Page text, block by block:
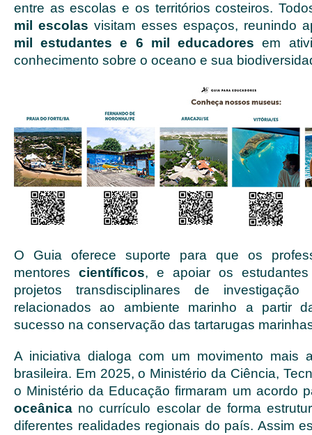
entre as escolas e os territórios costeiros.
mil escolas visitam esses espaços, reunindo
mil estudantes e 6 mil educadores em
conhecimento sobre o oceano e sua
O Guia oferece suporte para que os
mentores científicos, e apoiar os
projetos transdisciplinares de investigação
relacionados ao ambiente marinho a partir
sucesso na conservação das tartarugas
A iniciativa dialoga com um movimento mais
brasileira. Em 2025, o Ministério da Ciência,
o Ministério da Educação firmaram um acordo
oceânica no currículo escolar de forma
diferentes realidades regionais do país. Assim